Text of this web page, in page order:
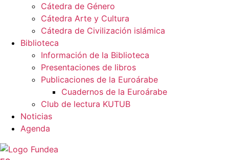
Cátedra de Género
Cátedra Arte y Cultura
Cátedra de Civilización islámica
Biblioteca
Información de la Biblioteca
Presentaciones de libros
Publicaciones de la Euroárabe
Cuadernos de la Euroárabe
Club de lectura KUTUB
Noticias
Agenda